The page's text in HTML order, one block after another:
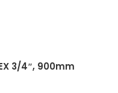
3/4″, 900mm